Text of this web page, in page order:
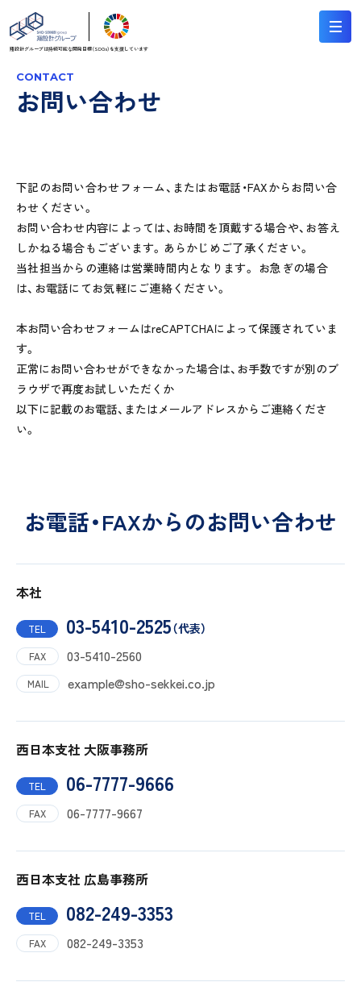
翔設計グループは持続可能な開発目標（SDGs）を支援しています
お問い合わせ
CONTACT
下記のお問い合わせフォーム、またはお電話・FAXからお問い合
わせください。
お問い合わせ内容によっては、お時間を頂戴する場合や、お答え
しかねる場合もございます。あらかじめご了承ください。
当社担当からの連絡は営業時間内となります。 お急ぎの場合
は、お電話にてお気軽にご連絡ください。
本お問い合わせフォームはreCAPTCHAによって保護されていま
す。
正常にお問い合わせができなかった場合は、お手数ですが別のブ
ラウザで再度お試しいただくか
以下に記載のお電話、またはメールアドレスからご連絡くださ
い。
お電話・FAXからのお問い合わせ
本社
TEL 03-5410-2525（代表）
FAX 03-5410-2560
MAIL example@sho-sekkei.co.jp
西日本支社 大阪事務所
TEL 06-7777-9666
FAX 06-7777-9667
西日本支社 広島事務所
TEL 082-249-3353
FAX 082-249-3353